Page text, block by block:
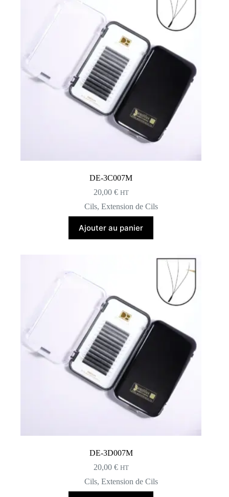
DE-3C007M
20,00 € HT
Cils,Extension de Cils
Ajouter au panier
DE-3D007M
20,00 € HT
Cils,Extension de Cils